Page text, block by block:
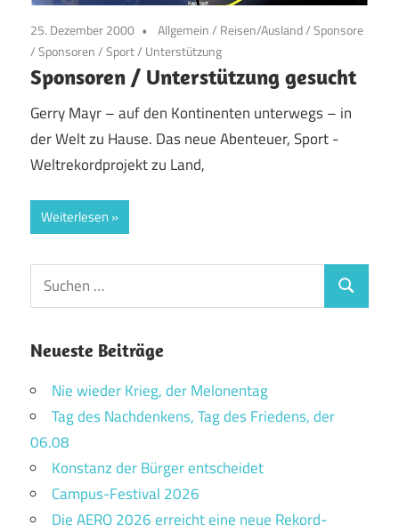
25. Dezember 2000 Allgemein/ Reisen/Ausland/Sponsore
/Sponsoren/Sport/ Unterstützung
Sponsoren / Unterstützung gesucht
Gerry Mayr – auf den Kontinenten unterwegs – in
der Welt zu Hause. Das neue Abenteuer, Sport -
Weltrekordprojekt zu Land,
Weiterlesen
Suchen
nach:
Suchen
Neueste Beiträge
Nie wieder Krieg, der Melonentag
Tag des Nachdenkens, Tag des Friedens, der
06.08
Konstanz der Bürger entscheidet
Campus-Festival 2026
Die AERO 2026 erreicht eine neue Rekord-